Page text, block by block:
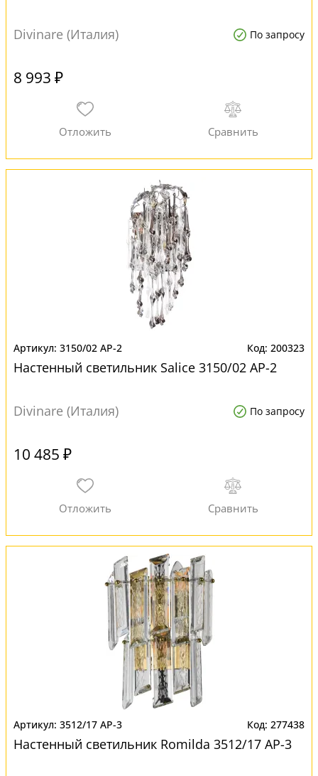
Divinare (Италия) По запросу
8 993 ₽
3150/02 AP-2 200323
Настенный светильник Salice 3150/02 AP-2
Divinare (Италия) По запросу
10 485 ₽
3512/17 AP-3 277438
Настенный светильник Romilda 3512/17 AP-3